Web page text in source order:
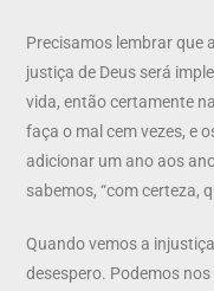
Precisamos lembrar que
justiça de Deus será
vida, então certamente
faça o mal cem vezes, e
adicionar um ano aos
sabemos, “com certeza,
Quando vemos a
desespero. Podemos